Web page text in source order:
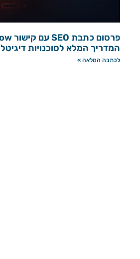
המדריך המלא לסוכנויות דיגיטל
לכתבה המלאה »